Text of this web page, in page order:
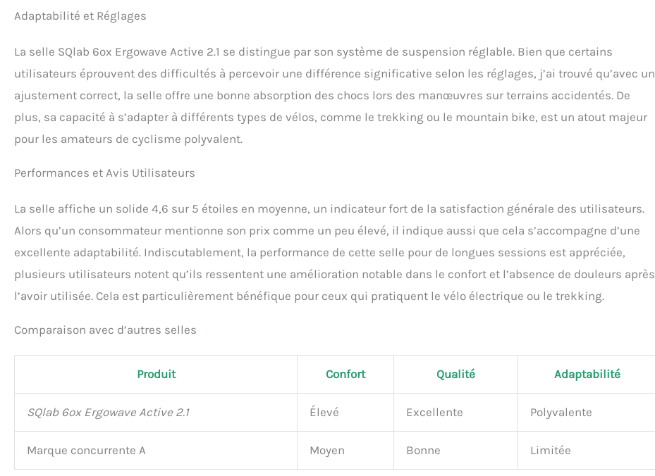
Adaptabilité et Réglages
La selle SQlab 6ox Ergowave Active 2.1 se distingue par son système de suspension réglable. Bien que certains
utilisateurs éprouvent des difficultés à percevoir une différence significative selon les réglages, j’ai trouvé qu’avec un
ajustement correct, la selle offre une bonne absorption des chocs lors des manœuvres sur terrains accidentés. De
plus, sa capacité à s’adapter à différents types de vélos, comme le trekking ou le mountain bike, est un atout majeur
pour les amateurs de cyclisme polyvalent.
Performances et Avis Utilisateurs
La selle affiche un solide 4,6 sur 5 étoiles en moyenne, un indicateur fort de la satisfaction générale des utilisateurs.
Alors qu’un consommateur mentionne son prix comme un peu élevé, il indique aussi que cela s’accompagne d’une
excellente adaptabilité. Indiscutablement, la performance de cette selle pour de longues sessions est appréciée,
plusieurs utilisateurs notent qu’ils ressentent une amélioration notable dans le confort et l’absence de douleurs après
l’avoir utilisée. Cela est particulièrement bénéfique pour ceux qui pratiquent le vélo électrique ou le trekking.
Comparaison avec d’autres selles
Produit Confort Qualité Adaptabilité
SQlab 6ox Ergowave Active 2.1 Élevé Excellente Polyvalente
Marque concurrente A Moyen Bonne Limitée